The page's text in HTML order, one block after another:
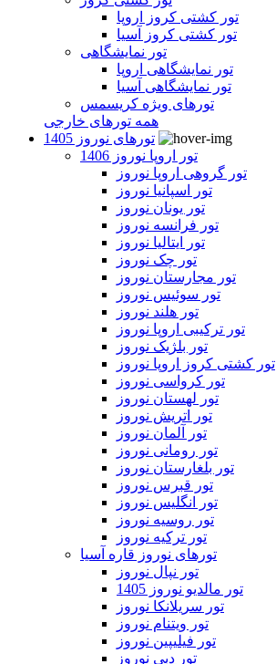
تور کشتی کروز اروپا
تور کشتی کروز آسیا
تور نمایشگاهی
تور نمایشگاهی اروپا
تور نمایشگاهی آسیا
تورهای ویژه کریسمس
همه تورهای خارجی
تورهای نوروز 1405
تور اروپا نوروز 1406
تور گروهی اروپا نوروز
تور اسپانیا نوروز
تور یونان نوروز
تور فرانسه نوروز
تور ایتالیا نوروز
تور چک نوروز
تور مجارستان نوروز
تور سوئیس نوروز
تور هلند نوروز
تور ترکیبی اروپا نوروز
تور بلژیک نوروز
تور کشتی کروز اروپا نوروز
تور کرواسی نوروز
تور لهستان نوروز
تور اتریش نوروز
تور آلمان نوروز
تور رومانی نوروز
تور بلغارستان نوروز
تور قبرس نوروز
تور انگلیس نوروز
تور روسیه نوروز
تور ترکیه نوروز
تورهای نوروز قاره آسیا
تور نپال نوروز
تور مالدیو نوروز 1405
تور سریلانکا نوروز
تور ویتنام نوروز
تور فیلیپین نوروز
تور دبی نوروز